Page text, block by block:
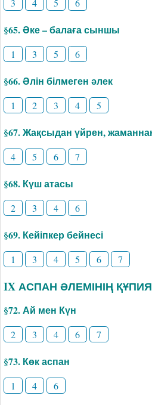
3 4 5 6
§65. Әке – балаға сыншы
1 3 5 6
§66. Әлін білмеген әлек
1 2 3 4 5
§67. Жақсыдан үйрен,
4 5 6 7
§68. Күш атасы
2 3 4 6
§69. Кейіпкер бейнесі
1 3 4 5 6 7
IX АСПАН ӘЛЕМІНІҢ
§72. Ай мен Күн
2 3 4 6 7
§73. Көк аспан
1 4 6